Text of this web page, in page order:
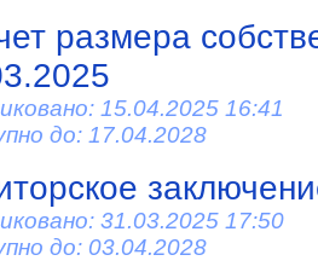
размера
15.04.2025 16:41
до: 17.04.2028
31.03.2025 17:50
до: 03.04.2028